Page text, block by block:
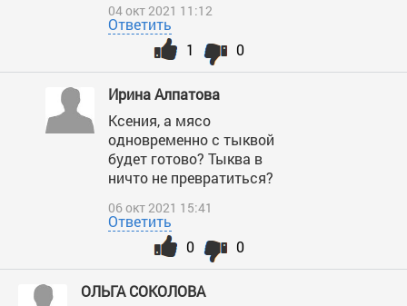
04 окт 2021 11:12
Ответить
0
1
Ирина Алпатова
Ксения, а мясо
одновременно с тыквой
будет готово? Тыква в
ничто не превратиться?
06 окт 2021 15:41
Ответить
0
0
ОЛЬГА СОКОЛОВА